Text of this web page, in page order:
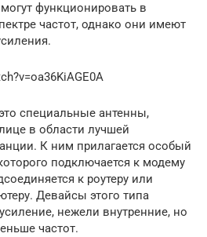
функционировать в
частот, однако они имеют
специальные антенны,
в области лучшей
К ним прилагается особый
подключается к модему
к роутеру или
Девайсы этого типа
нежели внутренние, но
частот.